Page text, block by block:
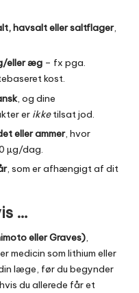
havsalt eller saltflager,
eller æg – fx pga.
kost.
, og dine
er ikketilsat jod.
eller ammer, hvor
µg/dag.
, som er afhængigt af dit
…
eller Graves),
medicin som lithium eller
læge, før du begynder
du allerede får et